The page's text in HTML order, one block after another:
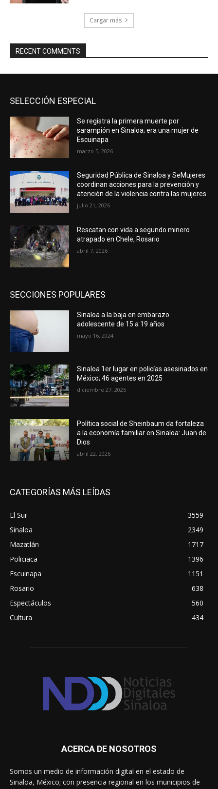
Cargar más
RECENT COMMENTS
SELECCIÓN ESPECIAL
Se registra la primera muerte por
sarampión en Sinaloa; era una mujer de
Escuinapa
marzo 5, 2026
Seguridad Pública de Sinaloa y SeMujeres
coordinan acciones para la prevención y
atención de la violencia contra las mujeres
julio 21, 2026
Rescatan con vida a segundo minero
atrapado en Chele, Rosario
abril 7, 2026
SECCIONES POPULARES
Sinaloa a la baja en embarazo
adolescente de 15 a 19 años
mayo 16, 2024
Sinaloa 1er lugar en policías asesinados en
México; 46 agentes en 2025
diciembre 27, 2025
Política social de Sheinbaum da fortaleza
a la economía familiar en Sinaloa: Juan de
Dios
abril 22, 2026
CATEGORÍAS MÁS LEÍDAS
El Sur
3559
Sinaloa
2349
Mazatlán
1717
Policiaca
1396
Escuinapa
1151
Rosario
638
Espectáculos
560
Cultura
434
ACERCA DE NOSOTROS
Somos un medio de información digital en el estado de
Sinaloa, México; con presencia regional en los municipios de